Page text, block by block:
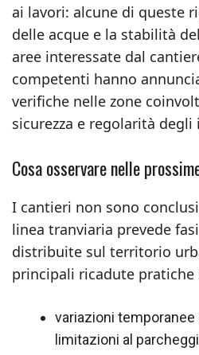
ai lavori: alcune di queste
delle acque e la stabilità
aree interessate dal
competenti hanno
verifiche nelle zone
sicurezza e regolarità
Cosa osservare nelle
I cantieri non sono
linea tranviaria prevede
distribuite sul territorio
principali ricadute pratiche
variazioni
limitazioni al